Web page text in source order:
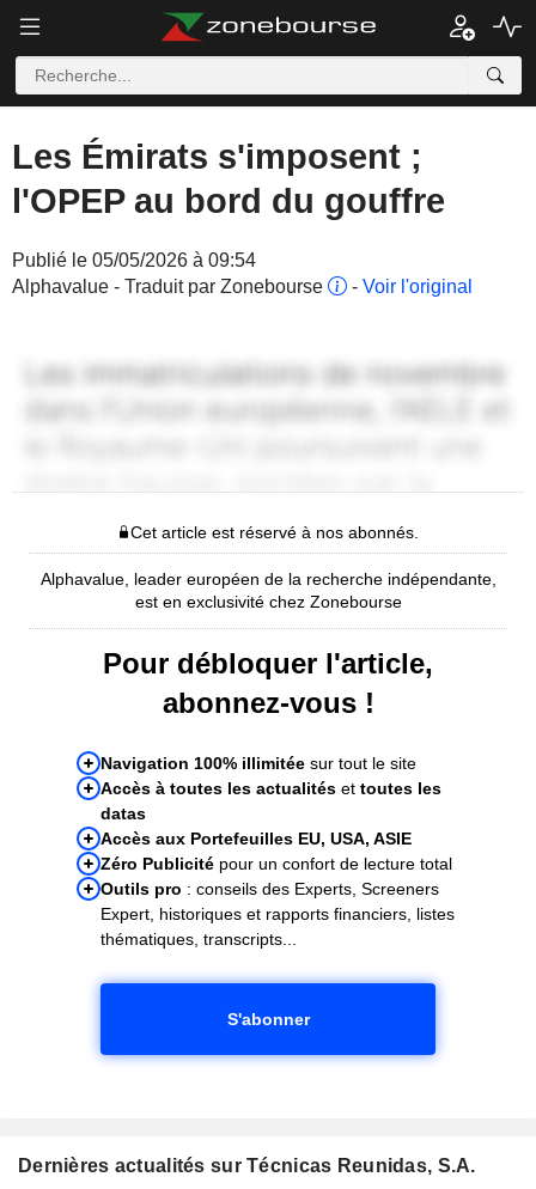
Les Émirats s'imposent ;
l'OPEP au bord du gouffre
Publié le 05/05/2026 à 09:54
Alphavalue - Traduit par Zonebourse
- Voir l'original
Cet article est réservé à nos abonnés.
Alphavalue, leader européen de la recherche indépendante,
est en exclusivité chez Zonebourse
Pour débloquer l'article,
abonnez-vous !
Navigation 100% illimitée sur tout le site
Accès à toutes les actualités et toutes les
datas
Accès aux Portefeuilles EU, USA, ASIE
Zéro Publicité pour un confort de lecture total
Outils pro : conseils des Experts, Screeners
Expert, historiques et rapports financiers, listes
thématiques, transcripts...
S'abonner
Dernières actualités sur Técnicas Reunidas, S.A.